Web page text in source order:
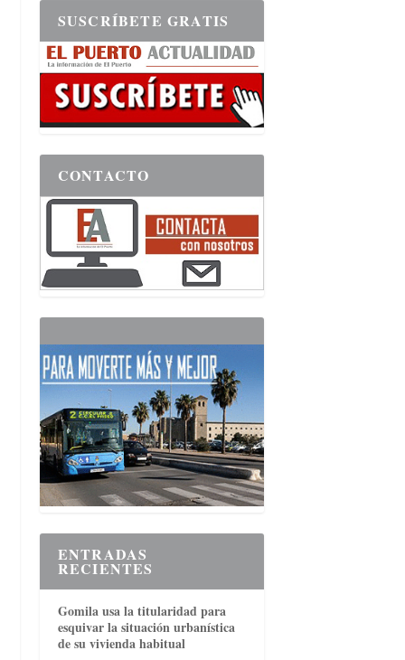
SUSCRÍBETE GRATIS
CONTACTO
ENTRADAS
RECIENTES
Gomila usa la titularidad para
esquivar la situación urbanística
de su vivienda habitual